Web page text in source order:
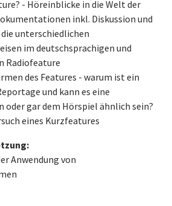
- Höreinblicke in die Welt der
inkl. Diskussion und
unterschiedlichen
im deutschsprachigen und
Radiofeature
des Features - warum ist ein
und kann es eine
oder gar dem Hörspiel ähnlich sein?
eines Kurzfeatures
Anwendung von